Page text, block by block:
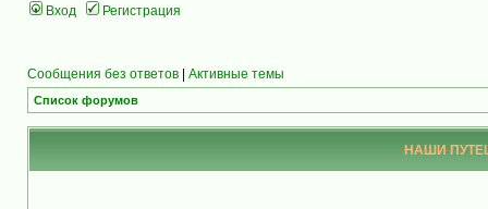
Вход Регистрация
Сообщения без ответов | Активные темы
Список форумов
НАШИ